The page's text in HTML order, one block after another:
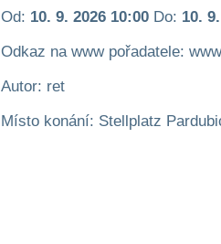
Od: 10. 9. 2026 10:00 Do: 10.
Odkaz na www pořadatele:
Autor: ret
Místo konání: Stellplatz